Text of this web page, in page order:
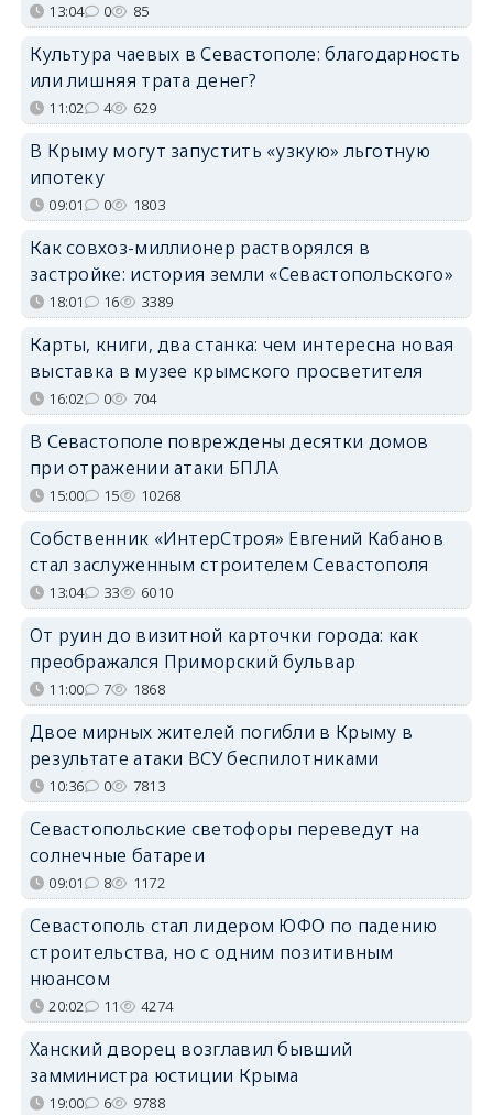
13:04 0 85
Культура чаевых в Севастополе: благодарность
или лишняя трата денег?
11:02 4 629
В Крыму могут запустить «узкую» льготную
ипотеку
09:01 0 1803
Как совхоз-миллионер растворялся в
застройке: история земли «Севастопольского»
18:01 16 3389
Карты, книги, два станка: чем интересна новая
выставка в музее крымского просветителя
16:02 0 704
В Севастополе повреждены десятки домов
при отражении атаки БПЛА
15:00 15 10268
Собственник «ИнтерСтроя» Евгений Кабанов
стал заслуженным строителем Севастополя
13:04 33 6010
От руин до визитной карточки города: как
преображался Приморский бульвар
11:00 7 1868
Двое мирных жителей погибли в Крыму в
результате атаки ВСУ беспилотниками
10:36 0 7813
Севастопольские светофоры переведут на
солнечные батареи
09:01 8 1172
Севастополь стал лидером ЮФО по падению
строительства, но с одним позитивным
нюансом
20:02 11 4274
Ханский дворец возглавил бывший
замминистра юстиции Крыма
19:00 6 9788